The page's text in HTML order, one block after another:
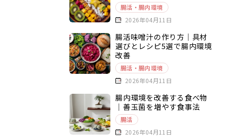
腸活・腸内環境
2026年04月11日
腸活味噌汁の作り方｜具材
選びとレシピ5選で腸内環境
改善
腸活・腸内環境
2026年04月11日
腸内環境を改善する食べ物
｜善玉菌を増やす食事法
腸活
2026年04月11日